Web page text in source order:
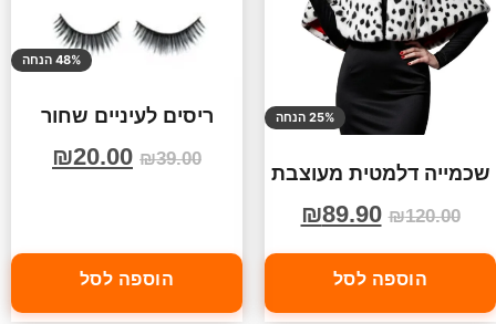
25% הנחה
שכמייה דלמטית מעוצבת
₪120.00
₪89.90
הוספה לסל
48% הנחה
ריסים לעיניים שחור
₪39.00
₪20.00
הוספה לסל